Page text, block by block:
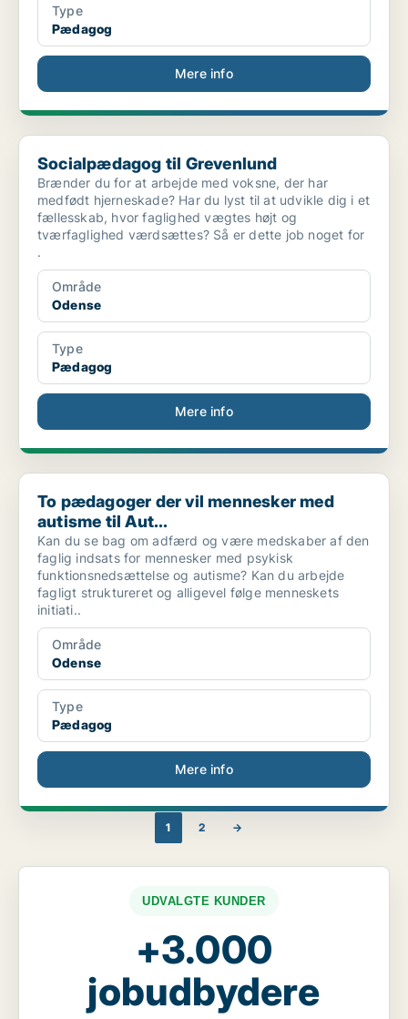
Type
Pædagog
Mere info
Socialpædagog til Grevenlund
Socialpædagog til Grevenlund
Brænder du for at arbejde med voksne, der har
medfødt hjerneskade? Har du lyst til at udvikle dig i et
fællesskab, hvor faglighed vægtes højt og
tværfaglighed værdsættes? Så er dette job noget for
.
Område
Odense
Type
Pædagog
Mere info
To pædagoger der vil mennesker med autisme til Aut...
To pædagoger der vil mennesker med
autisme til Aut...
Kan du se bag om adfærd og være medskaber af den
faglig indsats for mennesker med psykisk
funktionsnedsættelse og autisme? Kan du arbejde
fagligt struktureret og alligevel følge menneskets
initiati..
Område
Odense
Type
Pædagog
Mere info
1 2 →
UDVALGTE KUNDER
+3.000
jobudbydere